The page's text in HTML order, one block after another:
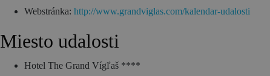
Webstránka: http://www.grandviglas.com/kalendar-udalosti
Miesto udalosti
Hotel The Grand Vígľaš ****